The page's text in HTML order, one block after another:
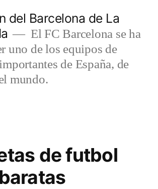
del Barcelona de La
El FC Barcelona se ha
uno de los equipos de
de España, de
mundo.
de futbol